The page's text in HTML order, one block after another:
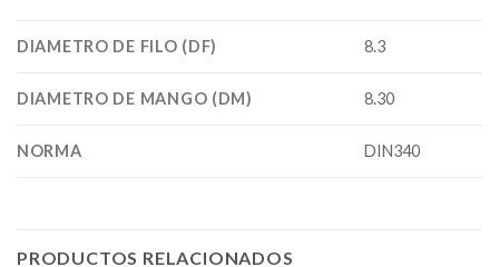
DIAMETRO DE FILO (DF) 8.3
DIAMETRO DE MANGO (DM) 8.30
NORMA DIN340
PRODUCTOS RELACIONADOS